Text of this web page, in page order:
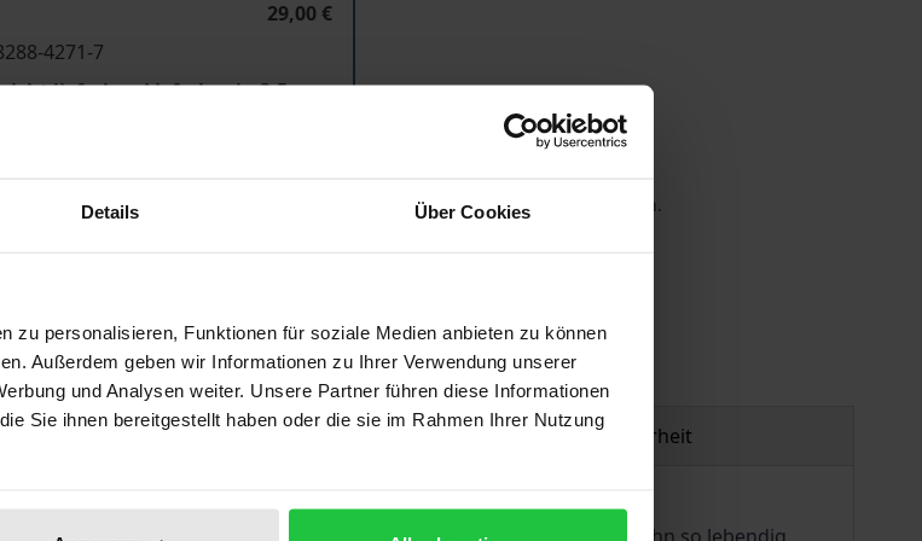
Details Über Cookies
zu personalisieren, Funktionen für soziale Medien anbieten zu können
Außerdem geben wir Informationen zu Ihrer Verwendung unserer
und Analysen weiter. Unsere Partner führen diese Informationen
Sie ihnen bereitgestellt haben oder die sie im Rahmen Ihrer Nutzung
29,00 €
4271-7
lieferbar. Lieferbar in 3-5
MwSt. Abhängig von der Lieferadresse kann die MwSt. an der Kasse variieren.
Angaben Produktsicherheit